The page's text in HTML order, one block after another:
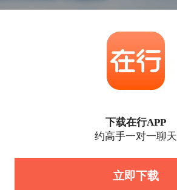
下载在行APP
约高手一对一聊天
立即下载